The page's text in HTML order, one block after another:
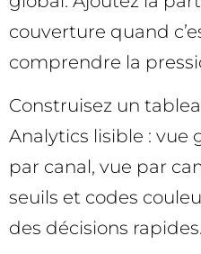
couverture quand
comprendre la
Construisez un
Analytics lisible : vue
par canal, vue par
seuils et codes
des décisions rapides.